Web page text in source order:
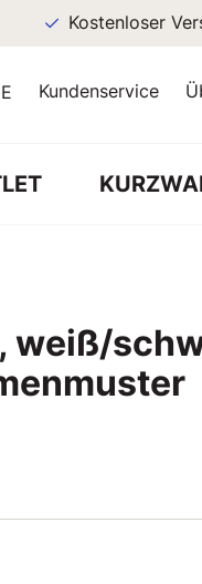
Kostenloser
Kundenservice
weiß/